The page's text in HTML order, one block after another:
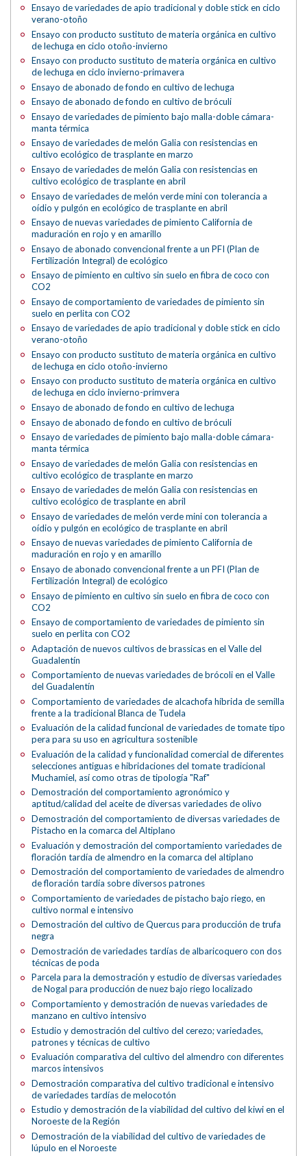
Ensayo de variedades de apio tradicional y doble stick en ciclo
verano-otoño
Ensayo con producto sustituto de materia orgánica en cultivo
de lechuga en ciclo otoño-invierno
Ensayo con producto sustituto de materia orgánica en cultivo
de lechuga en ciclo invierno-primavera
Ensayo de abonado de fondo en cultivo de lechuga
Ensayo de abonado de fondo en cultivo de bróculi
Ensayo de variedades de pimiento bajo malla-doble cámara-
manta térmica
Ensayo de variedades de melón Galia con resistencias en
cultivo ecológico de trasplante en marzo
Ensayo de variedades de melón Galia con resistencias en
cultivo ecológico de trasplante en abril
Ensayo de variedades de melón verde mini con tolerancia a
oídio y pulgón en ecológico de trasplante en abril
Ensayo de nuevas variedades de pimiento California de
maduración en rojo y en amarillo
Ensayo de abonado convencional frente a un PFI (Plan de
Fertilización Integral) de ecológico
Ensayo de pimiento en cultivo sin suelo en fibra de coco con
CO2
Ensayo de comportamiento de variedades de pimiento sin
suelo en perlita con CO2
Ensayo de variedades de apio tradicional y doble stick en ciclo
verano-otoño
Ensayo con producto sustituto de materia orgánica en cultivo
de lechuga en ciclo otoño-invierno
Ensayo con producto sustituto de materia orgánica en cultivo
de lechuga en ciclo invierno-primvera
Ensayo de abonado de fondo en cultivo de lechuga
Ensayo de abonado de fondo en cultivo de bróculi
Ensayo de variedades de pimiento bajo malla-doble cámara-
manta térmica
Ensayo de variedades de melón Galia con resistencias en
cultivo ecológico de trasplante en marzo
Ensayo de variedades de melón Galia con resistencias en
cultivo ecológico de trasplante en abril
Ensayo de variedades de melón verde mini con tolerancia a
oídio y pulgón en ecológico de trasplante en abril
Ensayo de nuevas variedades de pimiento California de
maduración en rojo y en amarillo
Ensayo de abonado convencional frente a un PFI (Plan de
Fertilización Integral) de ecológico
Ensayo de pimiento en cultivo sin suelo en fibra de coco con
CO2
Ensayo de comportamiento de variedades de pimiento sin
suelo en perlita con CO2
Adaptación de nuevos cultivos de brassicas en el Valle del
Guadalentín
Comportamiento de nuevas variedades de brócoli en el Valle
del Guadalentín
Comportamiento de variedades de alcachofa híbrida de semilla
frente a la tradicional Blanca de Tudela
Evaluación de la calidad funcional de variedades de tomate tipo
pera para su uso en agricultura sostenible
Evaluación de la calidad y funcionalidad comercial de diferentes
selecciones antiguas e hibridaciones del tomate tradicional
Muchamiel, así como otras de tipología "Raf"
Demostración del comportamiento agronómico y
aptitud/calidad del aceite de diversas variedades de olivo
Demostración del comportamiento de diversas variedades de
Pistacho en la comarca del Altiplano
Evaluación y demostración del comportamiento variedades de
floración tardía de almendro en la comarca del altiplano
Demostración del comportamiento de variedades de almendro
de floración tardía sobre diversos patrones
Comportamiento de variedades de pistacho bajo riego, en
cultivo normal e intensivo
Demostración del cultivo de Quercus para producción de trufa
negra
Demostración de variedades tardías de albaricoquero con dos
técnicas de poda
Parcela para la demostración y estudio de diversas variedades
de Nogal para producción de nuez bajo riego localizado
Comportamiento y demostración de nuevas variedades de
manzano en cultivo intensivo
Estudio y demostración del cultivo del cerezo; variedades,
patrones y técnicas de cultivo
Evaluación comparativa del cultivo del almendro con diferentes
marcos intensivos
Demostración comparativa del cultivo tradicional e intensivo
de variedades tardías de melocotón
Estudio y demostración de la viabilidad del cultivo del kiwi en el
Noroeste de la Región
Demostración de la viabilidad del cultivo de variedades de
lúpulo en el Noroeste